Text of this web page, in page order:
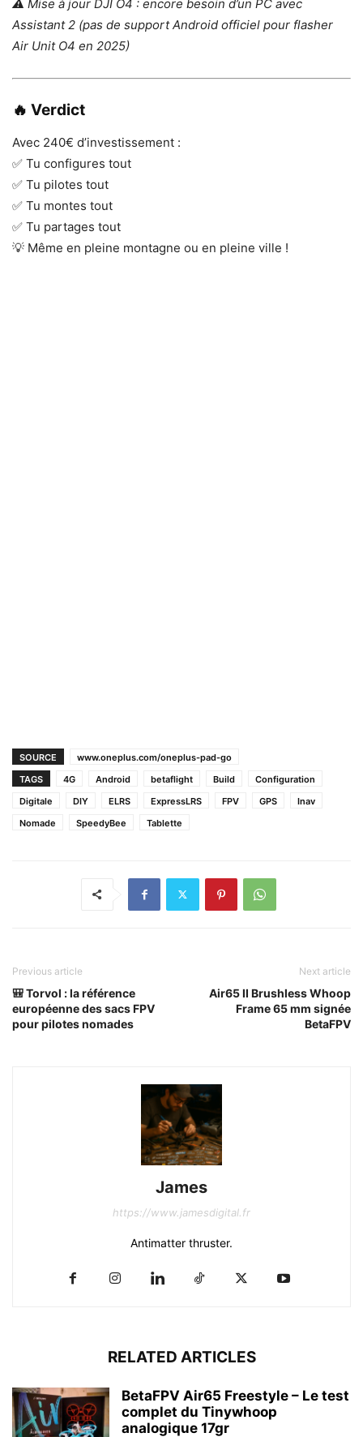
⚠️ Mise à jour DJI O4 : encore besoin d’un PC avec
Assistant 2 (pas de support Android officiel pour flasher
Air Unit O4 en 2025)
🔥 Verdict
Avec 240€ d’investissement :
✅ Tu configures tout
✅ Tu pilotes tout
✅ Tu montes tout
✅ Tu partages tout
💡 Même en pleine montagne ou en pleine ville !
SOURCE
www.oneplus.com/oneplus-pad-go
TAGS
4G Android betaflight Build
Configuration
Digitale
DIY ELRS ExpressLRS FPV GPS
Inav
Nomade
SpeedyBee Tablette
Previous article
🎒 Torvol : la référence
européenne des sacs FPV
pour pilotes nomades
Next article
Air65 II Brushless Whoop
Frame 65 mm signée
BetaFPV
James
https://www.jamesdigital.fr
Antimatter thruster.
RELATED ARTICLES
BetaFPV Air65 Freestyle – Le test
complet du Tinywhoop
analogique 17gr